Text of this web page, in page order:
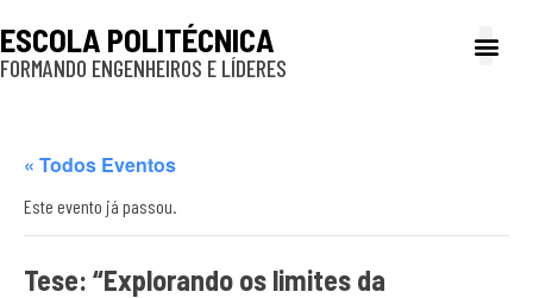
ESCOLA POLITÉCNICA
FORMANDO ENGENHEIROS E LÍDERES
« Todos Eventos
Este evento já passou.
Tese: “Explorando os limites da